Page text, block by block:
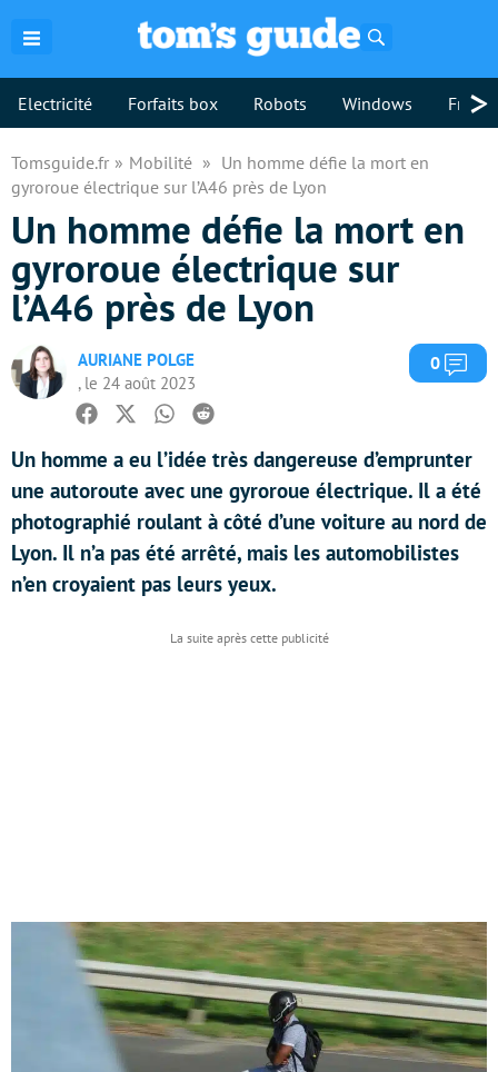
Electricité Forfaits box Robots Windows >
Tomsguide.fr Mobilité
Un homme défie la mort en
gyroroue électrique sur l’A46 près de Lyon
Un homme défie la mort en
gyroroue électrique sur
l’A46 près de Lyon
AURIANE POLGE
, le 24 août 2023
0
Facebook
TwitterWhatsapp
Reddit
Un homme a eu l’idée très dangereuse d’emprunter
une autoroute avec une gyroroue électrique. Il a été
photographié roulant à côté d’une voiture au nord de
Lyon. Il n’a pas été arrêté, mais les automobilistes
n’en croyaient pas leurs yeux.